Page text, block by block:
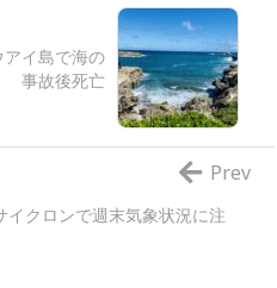
アイ島で海の
事故後死亡
イクロンで週末気象状況に注
Prev